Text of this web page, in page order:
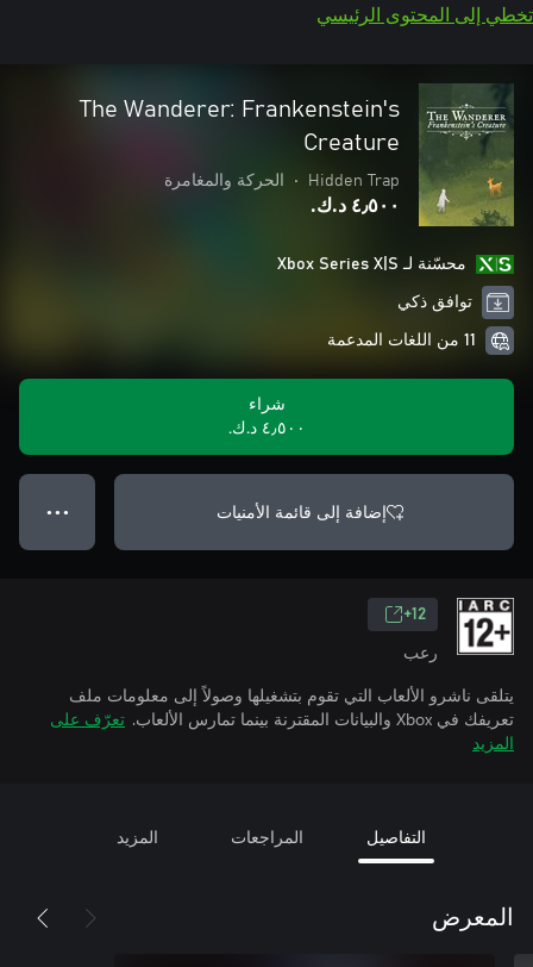
تخطي إلى المحتوى الرئيسي
The Wanderer: Frankenstein's
Creature
Hidden Trap
• الحركة والمغامرة
٤٫٥٠٠ د.ك.‏
محسّنة لـ Xbox Series X|S
توافق ذكي
11 من اللغات المدعمة
شراء
٤٫٥٠٠ د.ك.‏
إضافة إلى قائمة الأمنيات ● ● ●
12+
رعب
يتلقى ناشرو الألعاب التي تقوم بتشغيلها وصولاً إلى معلومات ملف
تعريفك في Xbox والبيانات المقترنة بينما تمارس الألعاب.
تعرّف على
المزيد
التفاصيل المراجعات المزيد
المعرض